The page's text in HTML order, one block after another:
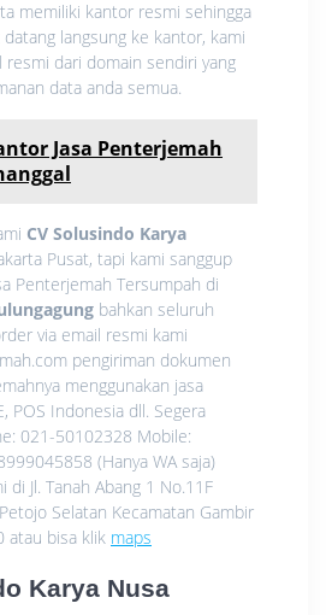
memiliki kantor resmi sehingga
langsung ke kantor, kami
resmi dari domain sendiri yang
data anda semua.
Jasa Penterjemah
CV Solusindo Karya
Pusat, tapi kami sanggup
Penterjemah Tersumpah di
bahkan seluruh
via email resmi kami
pengiriman dokumen
menggunakan jasa
POS Indonesia dll. Segera
021-50102328 Mobile:
(Hanya WA saja)
di Jl. Tanah Abang 1 No.11F
Selatan Kecamatan Gambir
atau bisa klik maps
Karya Nusa